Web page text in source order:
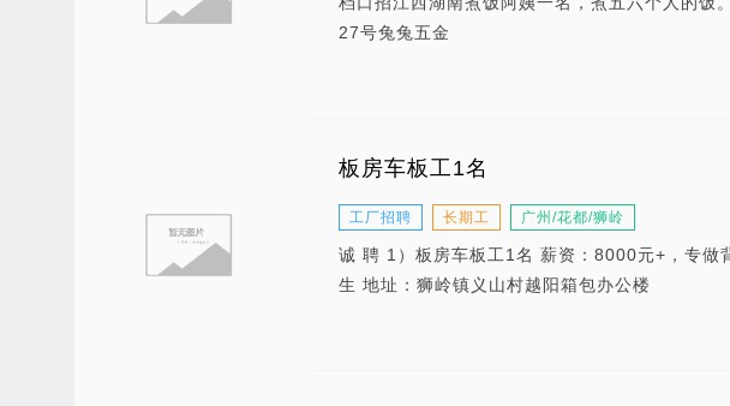
27号兔兔五金
板房车板工1名
工厂招聘 长期工 广州/花都/狮岭
诚 聘 1）板房车板工1名 薪资：8000元+，专做
生 地址：狮岭镇义山村越阳箱包办公楼